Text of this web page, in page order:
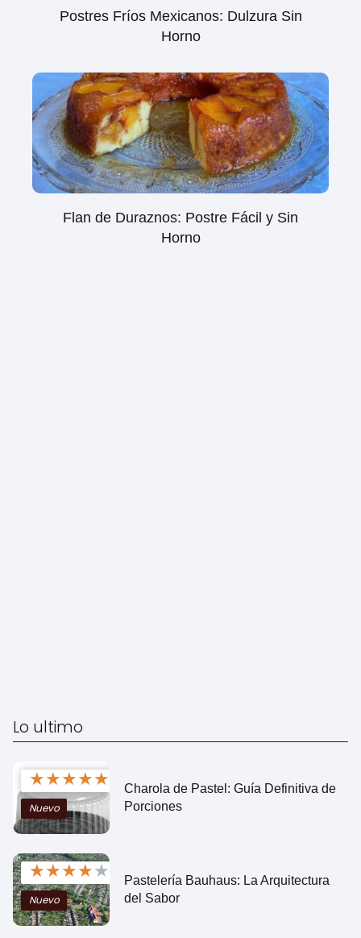
Postres Fríos Mexicanos: Dulzura Sin
Horno
Flan de Duraznos: Postre Fácil y Sin
Horno
Lo ultimo
★★★★★
Nuevo
Charola de Pastel: Guía Definitiva de
Porciones
★★★★★
Nuevo
Pastelería Bauhaus: La Arquitectura
del Sabor